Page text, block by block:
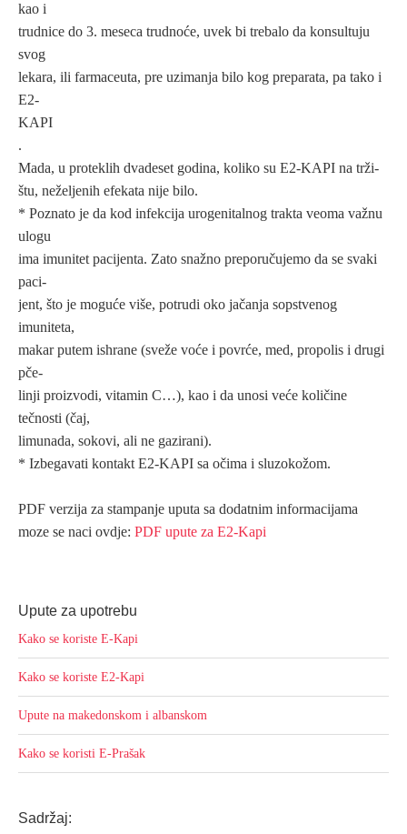
kao i
trudnice do 3. meseca trudnoće, uvek bi trebalo da konsultuju
svog
lekara, ili farmaceuta, pre uzimanja bilo kog preparata, pa tako i
E2-
KAPI
.
Mada, u proteklih dvadeset godina, koliko su E2-KAPI na trži-
štu, neželjenih efekata nije bilo.
* Poznato je da kod infekcija urogenitalnog trakta veoma važnu
ulogu
ima imunitet pacijenta. Zato snažno preporučujemo da se svaki
paci-
jent, što je moguće više, potrudi oko jačanja sopstvenog
imuniteta,
makar putem ishrane (sveže voće i povrće, med, propolis i drugi
pče-
linji proizvodi, vitamin C…), kao i da unosi veće količine
tečnosti (čaj,
limunada, sokovi, ali ne gazirani).
* Izbegavati kontakt E2-KAPI sa očima i sluzokožom.
PDF verzija za stampanje uputa sa dodatnim informacijama
moze se naci ovdje: PDF upute za E2-Kapi
Upute za upotrebu
Kako se koriste E-Kapi
Kako se koriste E2-Kapi
Upute na makedonskom i albanskom
Kako se koristi E-Prašak
Sadržaj: